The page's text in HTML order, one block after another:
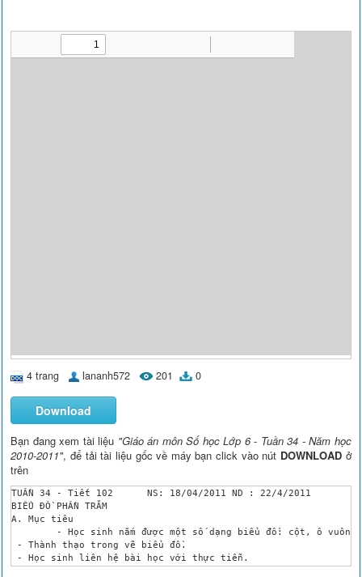
4 trang lananh572 201 0
Download
Bạn đang xem tài liệu "Giáo án môn Số học Lớp 6 - Tuần 34 - Năm học
2010-2011", để tải tài liệu gốc về máy bạn click vào nút DOWNLOAD ở
trên
TUẦN 34 - Tiết 102	NS: 18/04/2011 ND : 22/4/2011
BIỂU ĐỒ PHẦN TRĂM
A. Mục tiêu
- Thành thạo trong vẽ biểu đồ.
- Học sinh liên hệ bài học với thực tiễn.
B. Chuẩn bị